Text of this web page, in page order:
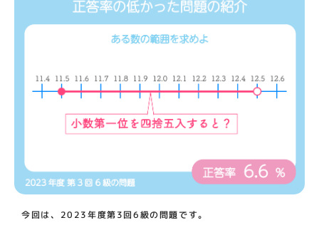
今回は、2023年度第3回6級の問題です。